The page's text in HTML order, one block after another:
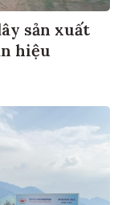
sản xuất
hiệu